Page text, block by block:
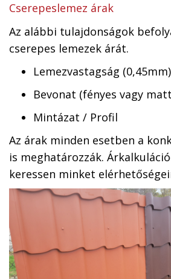
Cserepeslemez árak
Az alábbi tulajdonságok
cserepes lemezek árát.
Lemezvastagság (0,45mm)
Bevonat (fényes vagy
Mintázat / Profil
Az árak minden esetben a
is meghatározzák.
keressen minket